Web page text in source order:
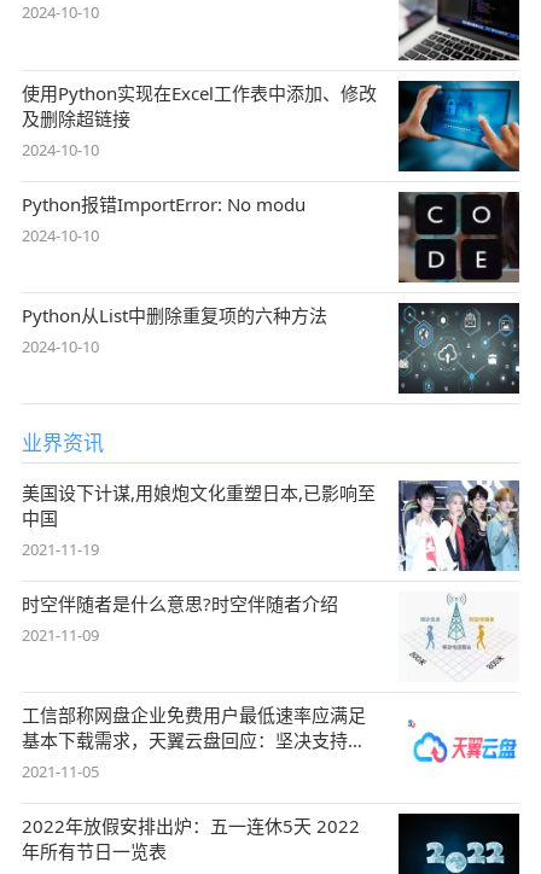
2024-10-10
使用Python实现在Excel工作表中添加、修改
及删除超链接
2024-10-10
Python报错ImportError: No modu
2024-10-10
Python从List中删除重复项的六种方法
2024-10-10
业界资讯
美国设下计谋,用娘炮文化重塑日本,已影响至
中国
2021-11-19
时空伴随者是什么意思?时空伴随者介绍
2021-11-09
工信部称网盘企业免费用户最低速率应满足
基本下载需求，天翼云盘回应：坚决支持，
始终
2021-11-05
2022年放假安排出炉：五一连休5天 2022
年所有节日一览表